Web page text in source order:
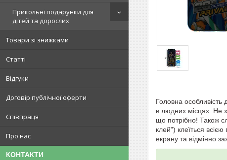
Прикольні подарунки для
дітей та дорослих
Товари зі знижками
Статті
Відгуки
Договір публічної оферти
Співпраця
Про нас
КОНТАКТИ
Головна особливість
в людних місцях. Не
що потрібно! Також
клей") клеїться
екрану та відмінно